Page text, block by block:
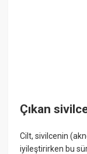
Çıkan
Cilt, sivilcenin
iyileştirirken bu